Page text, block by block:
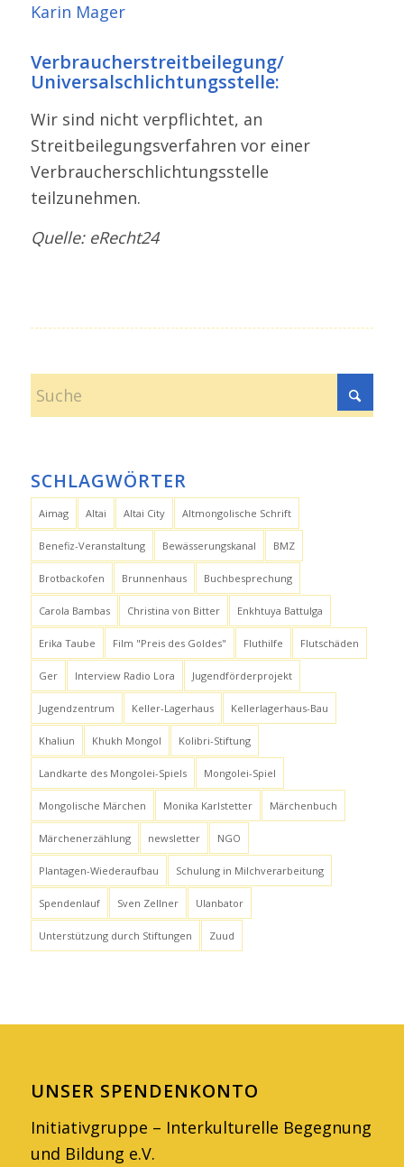
Karin Mager
Verbraucherstreitbeilegung/​
Universalschlichtungsstelle:
Wir sind nicht verpflichtet, an
Streitbeilegungsverfahren vor einer
Verbraucherschlichtungsstelle
teilzunehmen.
Quelle: eRecht24
SCHLAGWÖRTER
Aimag Altai Altai City Altmongolische Schrift
Benefiz-Veranstaltung Bewässerungskanal BMZ
Brotbackofen Brunnenhaus Buchbesprechung
Carola Bambas Christina von Bitter Enkhtuya Battulga
Erika Taube Film "Preis des Goldes" Fluthilfe Flutschäden
Ger Interview Radio Lora Jugendförderprojekt
Jugendzentrum Keller-Lagerhaus Kellerlagerhaus-Bau
Khaliun Khukh Mongol Kolibri-Stiftung
Landkarte des Mongolei-Spiels Mongolei-Spiel
Mongolische Märchen Monika Karlstetter Märchenbuch
Märchenerzählung newsletter NGO
Plantagen-Wiederaufbau Schulung in Milchverarbeitung
Spendenlauf Sven Zellner Ulanbator
Unterstützung durch Stiftungen Zuud
UNSER SPENDENKONTO
Initiativgruppe – Interkulturelle Begegnung
und Bildung e.V.